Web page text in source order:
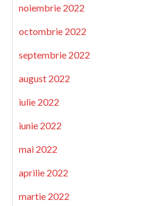
noiembrie 2022
octombrie 2022
septembrie 2022
august 2022
iulie 2022
iunie 2022
mai 2022
aprilie 2022
martie 2022